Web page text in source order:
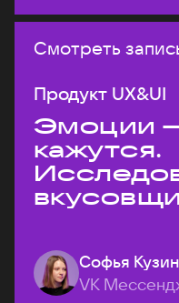
Смотреть
Продукт UX&UI
Эмоции
кажутся.
Софья
VK